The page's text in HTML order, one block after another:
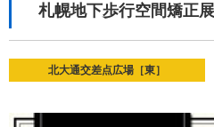
札幌地下歩行空間矯正展
北大通交差点広場［東］